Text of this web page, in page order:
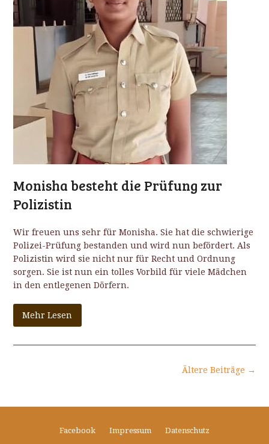
Monisha besteht die Prüfung zur
Polizistin
Wir freuen uns sehr für Monisha. Sie hat die schwierige
Polizei-Prüfung bestanden und wird nun befördert. Als
Polizistin wird sie nicht nur für Recht und Ordnung
sorgen. Sie ist nun ein tolles Vorbild für viele Mädchen
in den entlegenen Dörfern.
Mehr Lesen
Ältere Beiträge →
Facebook Impressum Datenschutz